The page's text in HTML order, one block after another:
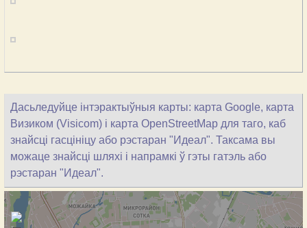
Дасьледуйце інтэрактыўныя карты: карта Google, карта
Визиком (Visicom) і карта OpenStreetMap для таго, каб
знайсці гасцініцу або рэстаран "Идеал". Таксама вы
можаце знайсці шляхі і напрамкі ў гэты гатэль або
рэстаран "Идеал".